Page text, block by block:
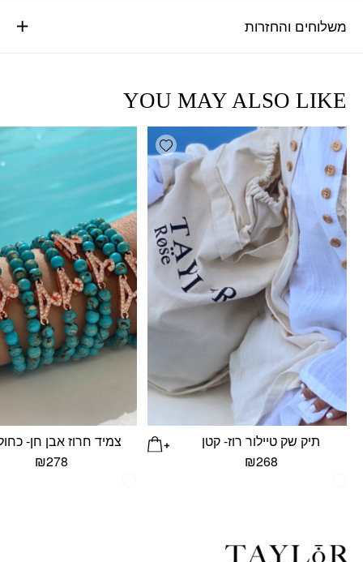
משלוחים והחזרות
YOU MAY ALSO LIKE
Add wishlist
תיק שק טיילור רוז- קטן
₪268
צמיד חרוז אבן חן-
₪278